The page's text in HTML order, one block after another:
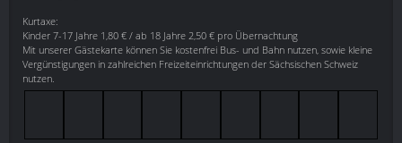
Kurtaxe:
Kinder 7-17 Jahre 1,80 € / ab 18 Jahre 2,50 € pro Übernachtung
Mit unserer Gästekarte können Sie kostenfrei Bus- und Bahn nutzen, sowie kleine
Vergünstigungen in zahlreichen Freizeiteinrichtungen der Sächsischen Schweiz
nutzen.